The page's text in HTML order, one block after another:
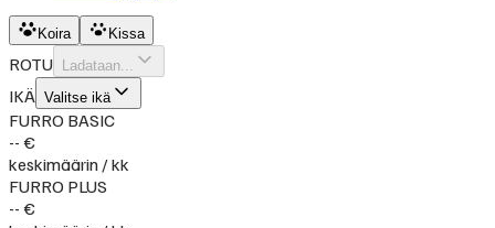
Koira Kissa
ROTU Ladataan...
IKÄ Valitse ikä
FURRO BASIC
-- €
keskimäärin / kk
FURRO PLUS
-- €